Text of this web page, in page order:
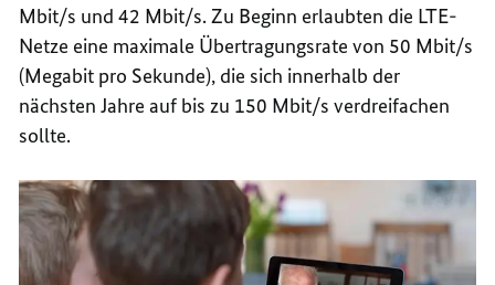
Mbit/s und 42 Mbit/s. Zu Beginn erlaubten die LTE-
Netze eine maximale Übertragungsrate von 50 Mbit/s
(Megabit pro Sekunde), die sich innerhalb der
nächsten Jahre auf bis zu 150 Mbit/s verdreifachen
sollte.